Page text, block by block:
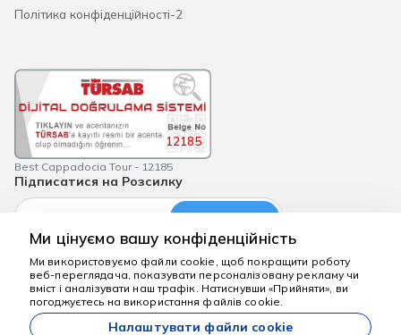
Політика конфіденційності-2
12185
Best Cappadocia Tour - 12185
Підписатися на Розсилку
Підпишіться
bestcappadociatour.com
Ми цінуємо вашу конфіденційність
Ми використовуємо файли cookie, щоб покращити роботу
веб-переглядача, показувати персоналізовану рекламу чи
вміст і аналізувати наш трафік. Натиснувши «Прийняти», ви
погоджуєтесь на використання файлів cookie.
Налаштувати файли cookie
Ми тут, щоб
допомогти